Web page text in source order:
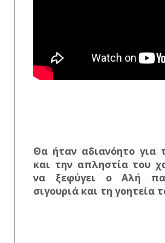
Θα ήταν αδιανόητο για
και την απληστία του
να ξεφύγει ο Αλή
σιγουριά και τη γοητεία